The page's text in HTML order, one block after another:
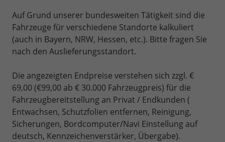
Auf Grund unserer bundesweiten Tätigkeit sind die
Fahrzeuge für verschiedene Standorte kalkuliert
(auch in Bayern, NRW, Hessen, etc.). Bitte fragen Sie
nach den Auslieferungsstandort.
Die angezeigten Endpreise verstehen sich zzgl. €
69,00 (€99,00 ab € 30.000 Fahrzeugpreis) für die
Fahrzeugbereitstellung an Privat / Endkunden (
Entwachsen, Schutzfolien entfernen, Reinigung,
Sicherungen, Bordcomputer/Navi Einstellung auf
deutsch, Kennzeichenverstärker, Übergabe).